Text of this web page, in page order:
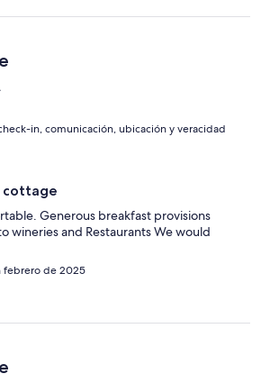
in, comunicación, ubicación y veracidad
cottage
Generous breakfast provisions
wineries and Restaurants We would
febrero de 2025